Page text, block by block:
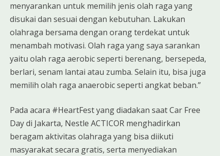
menyarankan untuk memilih jenis olah raga yang
disukai dan sesuai dengan kebutuhan. Lakukan
olahraga bersama dengan orang terdekat untuk
menambah motivasi. Olah raga yang saya sarankan
yaitu olah raga aerobic seperti berenang, bersepeda,
berlari, senam lantai atau zumba. Selain itu, bisa juga
memilih olah raga anaerobic seperti angkat beban.”
Pada acara #HeartFest yang diadakan saat Car Free
Day di Jakarta, Nestle ACTICOR menghadirkan
beragam aktivitas olahraga yang bisa diikuti
masyarakat secara gratis, serta menyediakan